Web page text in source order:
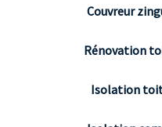
Couvreur
Rénovation
Isolation